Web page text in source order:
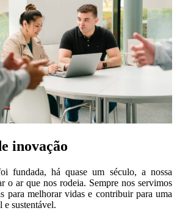
inovação
fundada, há quase um século, a nossa
o ar que nos rodeia. Sempre nos servimos
para melhorar vidas e contribuir para uma
e sustentável.